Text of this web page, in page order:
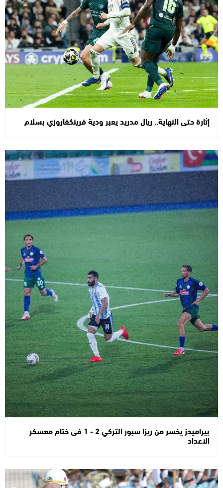
إثارة حتى النهاية.. ريال مدريد يعبر ودية فرينكفاروزي بسلام
بيراميدز يخسر من ريزا سبور التركي 2 - 1 فى ختام معسكر
الاعداد